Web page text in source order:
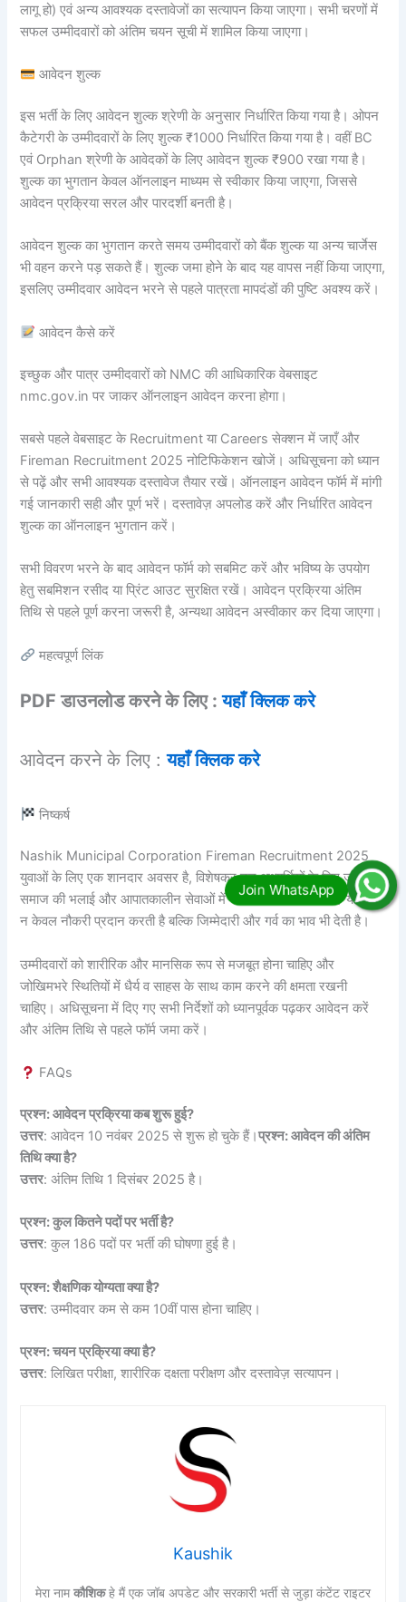
लागू हो) एवं अन्य आवश्यक दस्तावेजों का सत्यापन किया जाएगा। सभी चरणों में
सफल उम्मीदवारों को अंतिम चयन सूची में शामिल किया जाएगा।
आवेदन शुल्क
इस भर्ती के लिए आवेदन शुल्क श्रेणी के अनुसार निर्धारित किया गया है। ओपन
कैटेगरी के उम्मीदवारों के लिए शुल्क ₹1000 निर्धारित किया गया है। वहीं BC
एवं Orphan श्रेणी के आवेदकों के लिए आवेदन शुल्क ₹900 रखा गया है।
शुल्क का भुगतान केवल ऑनलाइन माध्यम से स्वीकार किया जाएगा, जिससे
आवेदन प्रक्रिया सरल और पारदर्शी बनती है।
आवेदन शुल्क का भुगतान करते समय उम्मीदवारों को बैंक शुल्क या अन्य चार्जेस
भी वहन करने पड़ सकते हैं। शुल्क जमा होने के बाद यह वापस नहीं किया जाएगा,
इसलिए उम्मीदवार आवेदन भरने से पहले पात्रता मापदंडों की पुष्टि अवश्य करें।
आवेदन कैसे करें
इच्छुक और पात्र उम्मीदवारों को NMC की आधिकारिक वेबसाइट
nmc.gov.in पर जाकर ऑनलाइन आवेदन करना होगा।
सबसे पहले वेबसाइट के Recruitment या Careers सेक्शन में जाएँ और
Fireman Recruitment 2025 नोटिफिकेशन खोजें। अधिसूचना को ध्यान
से पढ़ें और सभी आवश्यक दस्तावेज तैयार रखें। ऑनलाइन आवेदन फॉर्म में मांगी
गई जानकारी सही और पूर्ण भरें। दस्तावेज़ अपलोड करें और निर्धारित आवेदन
शुल्क का ऑनलाइन भुगतान करें।
सभी विवरण भरने के बाद आवेदन फॉर्म को सबमिट करें और भविष्य के उपयोग
हेतु सबमिशन रसीद या प्रिंट आउट सुरक्षित रखें। आवेदन प्रक्रिया अंतिम
तिथि से पहले पूर्ण करना जरूरी है, अन्यथा आवेदन अस्वीकार कर दिया जाएगा।
महत्वपूर्ण लिंक
PDF डाउनलोड करने के लिए :यहाँ क्लिक करे
आवेदन करने के लिए :यहाँ क्लिक करे
निष्कर्ष
Nashik Municipal Corporation Fireman Recruitment 2025
युवाओं के लिए एक शानदार अवसर है, विशेषकर उन अभ्यर्थियों के लिए जो
समाज की भलाई और आपातकालीन सेवाओं में योगदान करना चाहते हैं। यह भर्ती
न केवल नौकरी प्रदान करती है बल्कि जिम्मेदारी और गर्व का भाव भी देती है।
उम्मीदवारों को शारीरिक और मानसिक रूप से मजबूत होना चाहिए और
जोखिमभरे स्थितियों में धैर्य व साहस के साथ काम करने की क्षमता रखनी
चाहिए। अधिसूचना में दिए गए सभी निर्देशों को ध्यानपूर्वक पढ़कर आवेदन करें
और अंतिम तिथि से पहले फॉर्म जमा करें।
FAQs
प्रश्न: आवेदन प्रक्रिया कब शुरू हुई?
उत्तर: आवेदन 10 नवंबर 2025 से शुरू हो चुके हैं।प्रश्न: आवेदन की अंतिम
तिथि क्या है?
उत्तर: अंतिम तिथि 1 दिसंबर 2025 है।
प्रश्न: कुल कितने पदों पर भर्ती है?
उत्तर: कुल 186 पदों पर भर्ती की घोषणा हुई है।
प्रश्न: शैक्षणिक योग्यता क्या है?
उत्तर: उम्मीदवार कम से कम 10वीं पास होना चाहिए।
प्रश्न: चयन प्रक्रिया क्या है?
उत्तर: लिखित परीक्षा, शारीरिक दक्षता परीक्षण और दस्तावेज़ सत्यापन।
Kaushik
मेरा नामकौशिकहे मैं एक जॉब अपडेट और सरकारी भर्ती से जुड़ा कंटेंट राइटर